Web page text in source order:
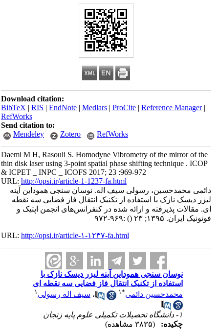
Download citation:
BibTeX|RIS|EndNote|Medlars|ProCite|Reference Manager
RefWorks
Send citation to:
Mendeley
Zotero RefWorks
Daemi M H, Rasouli S. Homodyne Vibrometry of the mirror of the
thin disk laser using 3-point spatial phase shifting technique . ICOP
& ICPET _ INPC _ ICOFS 2017; 23 :969-972
URL:http://opsi.ir/article-1-1237-fa.html
دائمی محمدحسین، رسولی سیف اله. نوسان سنجی هموداین آینه
لیزر دیسک نازک با استفاده از تکنیک انتقال فاز فضایی سه نقطه
ای. مقالات پذیرفته و ارائه شده در کنفرانس‌های انجمن اپتیک و
فوتونیک ایران. ۱۳۹۵; ۲۳
() :۹۶۹-۹۷۲
URL:http://opsi.ir/article-۱-۱۲۳۷-fa.html
نوسان سنجی هموداین آینه لیزر دیسک نازک با
استفاده از تکنیک انتقال فاز فضایی سه نقطه ای
محمدحسین دائمی
۱ ،سیف اله رسولی
چکیده: